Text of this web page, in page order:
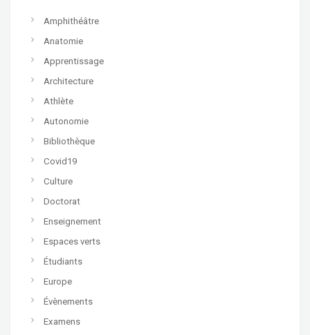
Amphithéâtre
Anatomie
Apprentissage
Architecture
Athlète
Autonomie
Bibliothèque
Covid19
Culture
Doctorat
Enseignement
Espaces verts
Étudiants
Europe
Évènements
Examens